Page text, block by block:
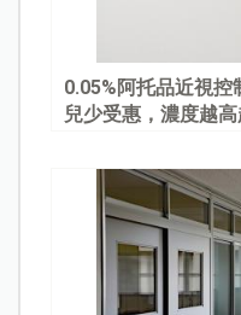
0.05%阿托品近視控
兒少受惠，濃度越高